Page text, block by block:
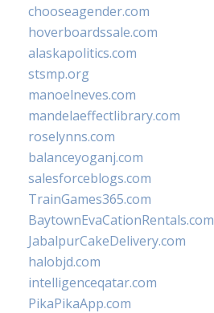
chooseagender.com
hoverboardssale.com
alaskapolitics.com
stsmp.org
manoelneves.com
mandelaeffectlibrary.com
roselynns.com
balanceyoganj.com
salesforceblogs.com
TrainGames365.com
BaytownEvaCationRentals.com
JabalpurCakeDelivery.com
halobjd.com
intelligenceqatar.com
PikaPikaApp.com